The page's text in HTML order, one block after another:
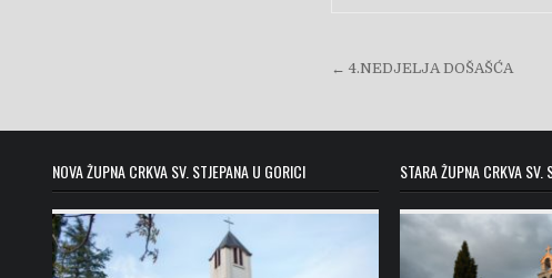
Navigacija
← 4.NEDJELJA DOŠAŠĆA
NOVA ŽUPNA CRKVA SV. STJEPANA U GORICI STARA ŽUPNA CRKVA SV.